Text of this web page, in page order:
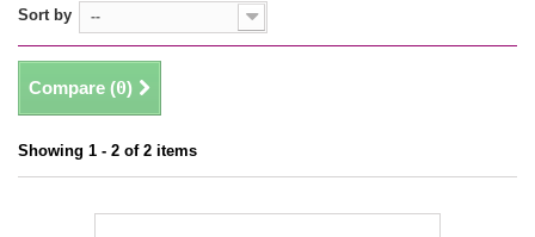
Sort by --
Compare (0)
Showing 1 - 2 of 2 items